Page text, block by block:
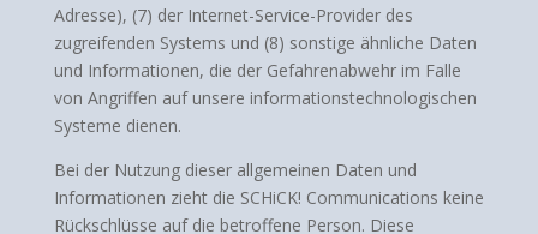
Adresse), (7) der Internet-Service-Provider des
zugreifenden Systems und (8) sonstige ähnliche Daten
und Informationen, die der Gefahrenabwehr im Falle
von Angriffen auf unsere informationstechnologischen
Systeme dienen.
Bei der Nutzung dieser allgemeinen Daten und
Informationen zieht die SCHiCK! Communications keine
Rückschlüsse auf die betroffene Person. Diese